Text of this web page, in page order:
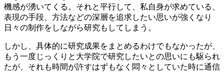
機感が湧いてくる。それと平行して、私自身が求めている、
表現の手段、方法などの深層を追求したい思いが強くなり
日々の制作をしながら研究もしてしまう。
しかし、具体的に研究成果をまとめるわけでもなかったが、
もう一度じっくりと大学院で研究したいとの思いにも駆られ
たが、それも時間が許すはずもなく悶々としていた時に通信